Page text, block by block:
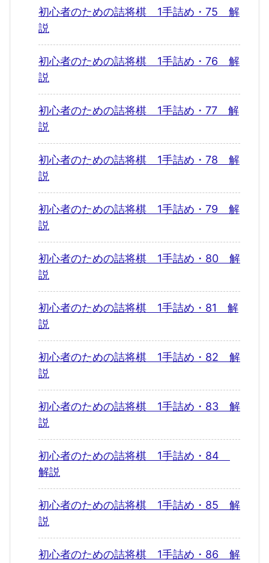
初心者のための詰将棋 1手詰め・75 解
説
初心者のための詰将棋 1手詰め・76 解
説
初心者のための詰将棋 1手詰め・77 解
説
初心者のための詰将棋 1手詰め・78 解
説
初心者のための詰将棋 1手詰め・79 解
説
初心者のための詰将棋 1手詰め・80 解
説
初心者のための詰将棋 1手詰め・81 解
説
初心者のための詰将棋 1手詰め・82 解
説
初心者のための詰将棋 1手詰め・83 解
説
初心者のための詰将棋 1手詰め・84
解説
初心者のための詰将棋 1手詰め・85 解
説
初心者のための詰将棋 1手詰め・86 解